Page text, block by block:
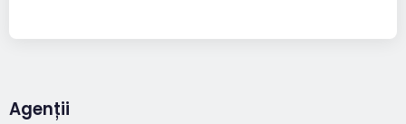
Agenții